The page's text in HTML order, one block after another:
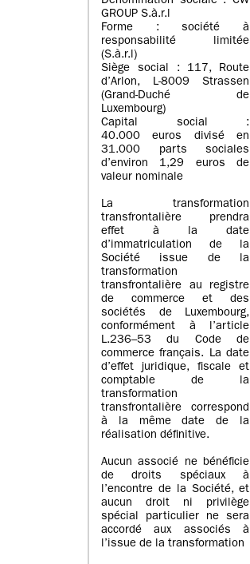
GROUP S.à.r.l
Forme : société à
responsabilité limitée
(S.à.r.l)
Siège social : 117, Route
d’Arlon, L-8009 Strassen
(Grand-Duché de
Luxembourg)
Capital social :
40.000 euros divisé en
31.000 parts sociales
d’environ 1,29 euros de
valeur nominale
La transformation
transfrontalière prendra
effet à la date
d’immatriculation de la
Société issue de la
transformation
transfrontalière au registre
de commerce et des
sociétés de Luxembourg,
conformément à l’article
L.236–53 du Code de
commerce français. La date
d’effet juridique, fiscale et
comptable de la
transformation
transfrontalière correspond
à la même date de la
réalisation définitive.
Aucun associé ne bénéficie
de droits spéciaux à
l’encontre de la Société, et
aucun droit ni privilège
spécial particulier ne sera
accordé aux associés à
l’issue de la transformation